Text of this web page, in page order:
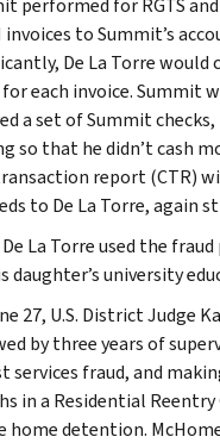
invoices to Summit’s
De La Torre would
each invoice. Summit
a set of Summit
so that he didn’t cash
report (CTR)
to De La Torre, again
La Torre used the
daughter’s university
27, U.S. District Judge
by three years of
services fraud, and
in a Residential
home detention.